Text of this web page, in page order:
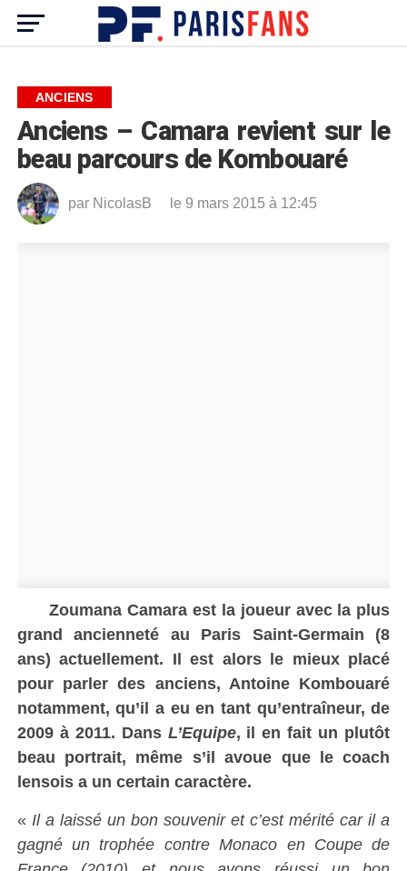
ANCIENS
Anciens – Camara revient sur le
beau parcours de Kombouaré
par NicolasB le 9 mars 2015 à 12:45
Zoumana Camara est la joueur avec la plus
grand ancienneté au Paris Saint-Germain (8
ans) actuellement. Il est alors le mieux placé
pour parler des anciens, Antoine Kombouaré
notamment, qu’il a eu en tant qu’entraîneur, de
2009 à 2011. Dans L’Equipe, il en fait un plutôt
beau portrait, même s’il avoue que le coach
lensois a un certain caractère.
« Il a laissé un bon souvenir et c’est mérité car il a
gagné un trophée contre Monaco en Coupe de